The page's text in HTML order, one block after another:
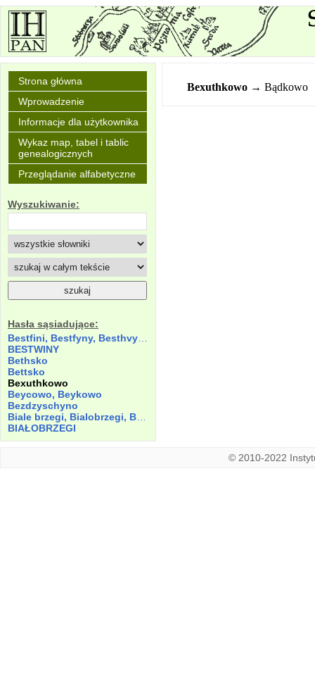
Strona główna
Wprowadzenie
Informacje dla użytkownika
Wykaz map, tabel i tablic
genealogicznych
Przeglądanie alfabetyczne
Wyszukiwanie:
Hasła sąsiadujące:
BESTWINY
Bethsko
Bettsko
Bexuthkowo
Beycowo, Beykowo
Bezdzyschyno
BIAŁOBRZEGI
Bexuthkowo → Bądkowo
© 2010-2022